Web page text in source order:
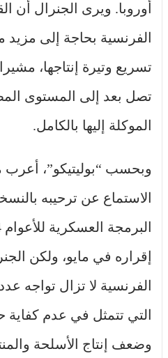
أوروبا. ويرى الجنرال أن
الفرنسية بحاجة إلى
تسريع وتيرة إنتاجها،
تصل بعد إلى المستوى
الموكلة إليها بالكامل.
وبحسب “بوليتيكو”،
الاستماع عن ترحيبه
إقراره في مايو، ولكن
الفرنسية لا تزال تواجه
التي تتمثل في عدم كفاية
وضعف إنتاج الأسلحة